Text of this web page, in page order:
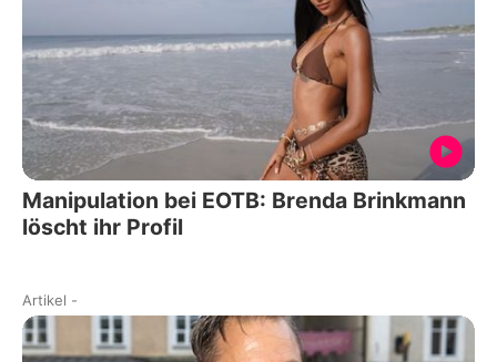
Manipulation bei EOTB: Brenda Brinkmann
löscht ihr Profil
Artikel -